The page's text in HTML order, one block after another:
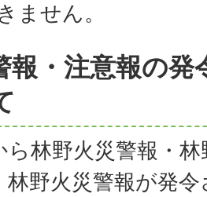
ません。
報・注意報の発
ら林野火災警報・
林野火災警報が発